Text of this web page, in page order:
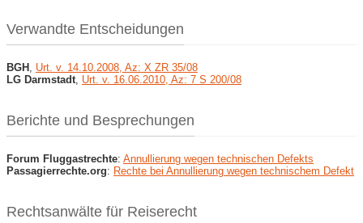
Verwandte Entscheidungen
BGH Urt. v. 14.10.2008, Az: X ZR 35/08
LG Darmstadt Urt. v. 16.06.2010, Az: 7 S 200/08
Berichte und Besprechungen
Forum Fluggastrechte: Annullierung wegen technischen Defekts
Passagierrechte.org: Rechte bei Annullierung wegen technischem Defekt
Rechtsanwälte für Reiserecht